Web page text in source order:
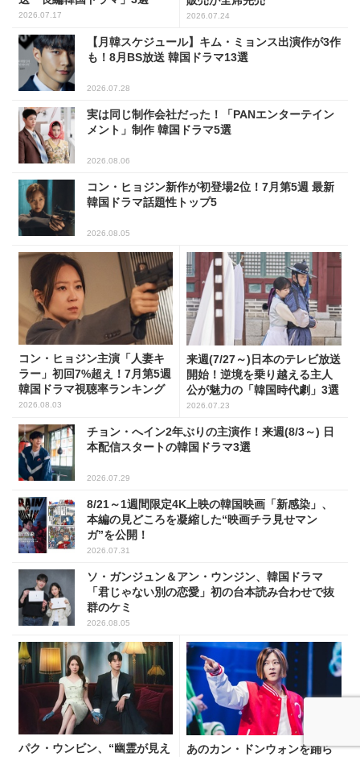
2026.07.17 2026.07.24
【月韓スケジュール】キム・ミョンス出演作が3作
も！8月BS放送 韓国ドラマ13選
2026.07.28
実は同じ制作会社だった！「PANエンターテイン
メント」制作 韓国ドラマ5選
2026.08.06
コン・ヒョジン新作が初登場2位！7月第5週 最新
韓国ドラマ話題性トップ5
2026.08.05
コン・ヒョジン主演「人妻キ
ラー」初回7%超え！7月第5週
韓国ドラマ視聴率ランキング
2026.08.03
来週(7/27～)日本のテレビ放送
開始！逆境を乗り越える主人
公が魅力の「韓国時代劇」3選
2026.07.23
チョン・へイン2年ぶりの主演作！来週(8/3～) 日
本配信スタートの韓国ドラマ3選
2026.07.29
8/21～1週間限定4K上映の韓国映画「新感染」、
本編の見どころを凝縮した“映画チラ見せマン
ガ”を公開！
2026.07.31
ソ・ガンジュン＆アン・ウンジン、韓国ドラマ
「君じゃない別の恋愛」初の台本読み合わせで抜
群のケミ
2026.08.05
パク・ウンビン、“幽霊が見え
あのカン・ドンウォンを踊ら